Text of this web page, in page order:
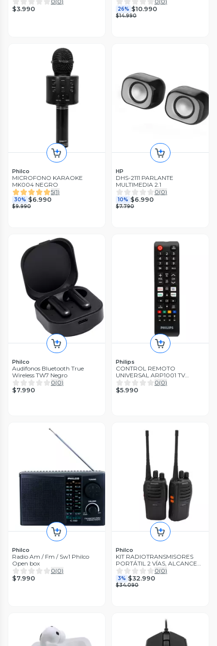
$3.990 26% $10.990
$14.990
Philco
MICROFONO KARAOKE
MK004 NEGRO
5(1)
30% $6.990
$9.990
HP
DHS-2111 PARLANTE
MULTIMEDIA 2.1
0(0)
10% $6.990
$7.790
Philco
Audífonos Bluetooth True
Wireless TW7 Negro
0(0)
$7.990
Philips
CONTROL REMOTO
UNIVERSAL ARP1001 TV
PHILIPS
0(0)
$5.990
Philco
Radio Am / Fm / Sw1 Philco
Open box
0(0)
$7.990
Philco
KIT RADIOTRANSMISORES
PORTÁTIL 2 VÍAS, ALCANCE
16KM, PHILCO COLOR NEGRO
0(0)
3% $32.990
$34.090